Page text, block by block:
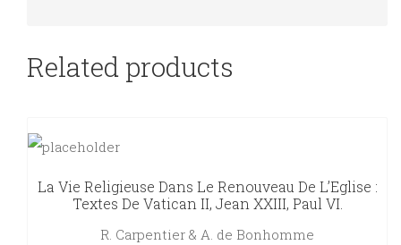
Related products
La Vie Religieuse Dans Le Renouveau De L’Eglise :
Textes De Vatican II, Jean XXIII, Paul VI.
R. Carpentier & A. de Bonhomme